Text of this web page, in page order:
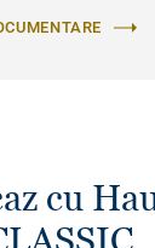
cu